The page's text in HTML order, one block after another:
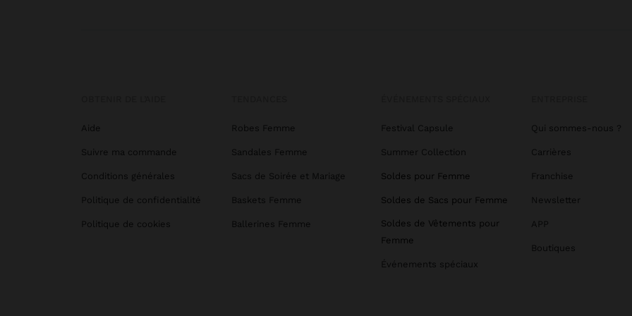
Aide
Suivre ma commande
Conditions générales
Politique de confidentialité
Politique de cookies
Robes Femme
Sandales Femme
Sacs de Soirée et Mariage
Baskets Femme
Ballerines Femme
Festival Capsule
Summer Collection
Soldes pour Femme
Soldes de Sacs pour Femme
Soldes de Vêtements pour
Femme
Événements spéciaux
Qui sommes-nous ?
Carrières
Franchise
Newsletter
APP
Boutiques